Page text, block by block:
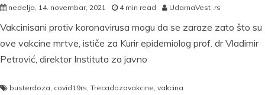
nedelja, 14. novembar, 2021 4 min read UdarnaVest .rs
Vakcinisani protiv koronavirusa mogu da se zaraze zato što su
ove vakcine mrtve, ističe za Kurir epidemiolog prof. dr Vladimir
Petrović, direktor Instituta za javno
busterdoza, covid19rs, Trecadozavakcine, vakcina